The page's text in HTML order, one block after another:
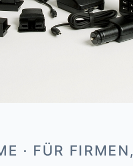
· FÜR FIRMEN,